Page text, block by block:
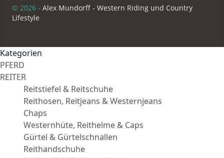
© 2026 - Alex Mundorff - Western Riding und Country
Lifestyle
Kategorien
PFERD
REITER
Reitstiefel & Reitschuhe
Reithosen, Reitjeans & Westernjeans
Chaps
Westernhüte, Reithelme & Caps
Gürtel & Gürtelschnallen
Reithandschuhe